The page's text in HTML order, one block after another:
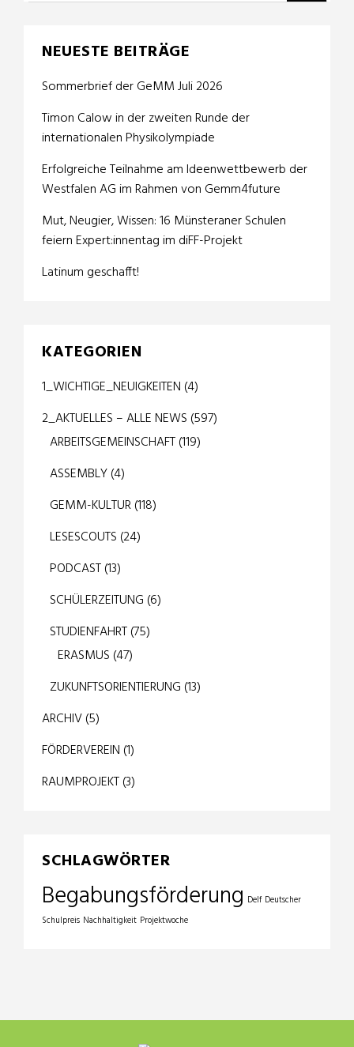
NEUESTE BEITRÄGE
Sommerbrief der GeMM Juli 2026
Timon Calow in der zweiten Runde der
internationalen Physikolympiade
Erfolgreiche Teilnahme am Ideenwettbewerb der
Westfalen AG im Rahmen von Gemm4future
Mut, Neugier, Wissen: 16 Münsteraner Schulen
feiern Expert:innentag im diFF-Projekt
Latinum geschafft!
KATEGORIEN
1_WICHTIGE_NEUIGKEITEN (4)
2_AKTUELLES – ALLE NEWS (597)
ARBEITSGEMEINSCHAFT(119)
ASSEMBLY(4)
GEMM-KULTUR(118)
LESESCOUTS (24)
PODCAST(13)
SCHÜLERZEITUNG (6)
STUDIENFAHRT(75)
ERASMUS (47)
ZUKUNFTSORIENTIERUNG (13)
ARCHIV(5)
FÖRDERVEREIN (1)
RAUMPROJEKT(3)
SCHLAGWÖRTER
Begabungsförderung Delf Deutscher
Schulpreis Nachhaltigkeit Projektwoche